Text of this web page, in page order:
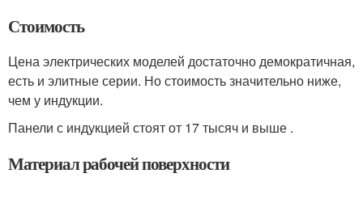
Стоимость
Цена электрических моделей достаточно демократичная,
есть и элитные серии. Но стоимость значительно ниже,
чем у индукции.
Панели с индукцией стоят от 17 тысяч и выше .
Материал рабочей поверхности